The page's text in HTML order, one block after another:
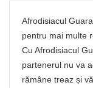
Afrodisiacul
pentru mai multe
Cu Afrodisiacul
partenerul nu va
rămâne treaz și